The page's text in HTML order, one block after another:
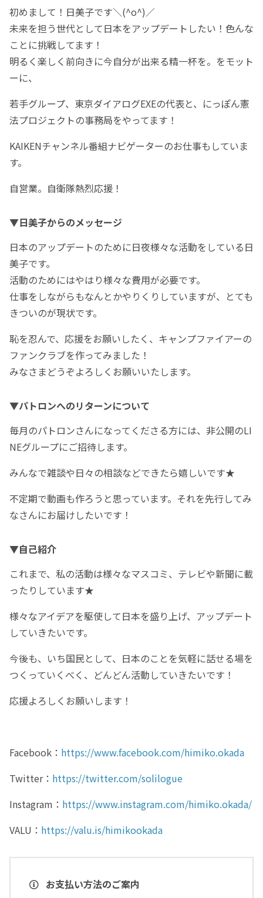
初めまして！日美子です＼(^o^)／
未来を担う世代として日本をアップデートしたい！色んな
ことに挑戦してます！
明るく楽しく前向きに今自分が出来る精一杯を。をモット
ーに、
若手グループ、東京ダイアログEXEの代表と、にっぽん憲
法プロジェクトの事務局をやってます！
KAIKENチャンネル番組ナビゲーターのお仕事もしていま
す。
自営業。自衛隊熱烈応援！
▼日美子からのメッセージ
日本のアップデートのために日夜様々な活動をしている日
美子です。
活動のためにはやはり様々な費用が必要です。
仕事をしながらもなんとかやりくりしていますが、とても
きついのが現状です。
恥を忍んで、応援をお願いしたく、キャンプファイアーの
ファンクラブを作ってみました！
みなさまどうぞよろしくお願いいたします。
▼パトロンへのリターンについて
毎月のパトロンさんになってくださる方には、非公開のLI
NEグループにご招待します。
みんなで雑談や日々の相談などできたら嬉しいです★
不定期で動画も作ろうと思っています。それを先行してみ
なさんにお届けしたいです！
▼自己紹介
これまで、私の活動は様々なマスコミ、テレビや新聞に載
ったりしています★
様々なアイデアを駆使して日本を盛り上げ、アップデート
していきたいです。
今後も、いち国民として、日本のことを気軽に話せる場を
つくっていくべく、どんどん活動していきたいです！
応援よろしくお願いします！
Facebook： https://www.facebook.com/himiko.okada
Twitter： https://twitter.com/solilogue
Instagram： https://www.instagram.com/himiko.okada/
VALU： https://valu.is/himikookada
お支払い方法のご案内